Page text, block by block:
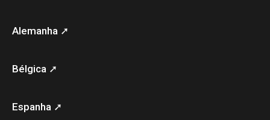
Alemanha ➚
Bélgica ➚
Espanha ➚